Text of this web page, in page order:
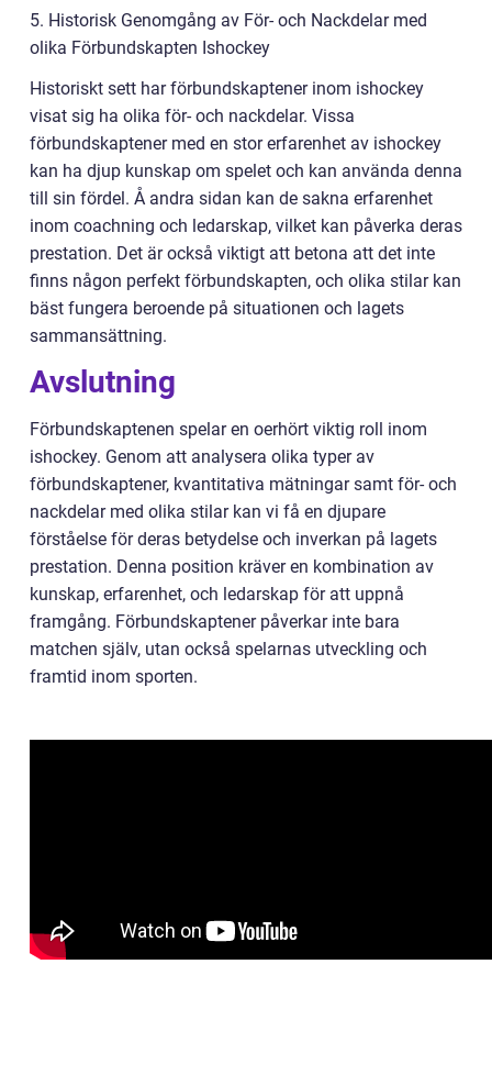
5. Historisk Genomgång av För- och Nackdelar med
olika Förbundskapten Ishockey
Historiskt sett har förbundskaptener inom ishockey
visat sig ha olika för- och nackdelar. Vissa
förbundskaptener med en stor erfarenhet av ishockey
kan ha djup kunskap om spelet och kan använda denna
till sin fördel. Å andra sidan kan de sakna erfarenhet
inom coachning och ledarskap, vilket kan påverka deras
prestation. Det är också viktigt att betona att det inte
finns någon perfekt förbundskapten, och olika stilar kan
bäst fungera beroende på situationen och lagets
sammansättning.
Avslutning
Förbundskaptenen spelar en oerhört viktig roll inom
ishockey. Genom att analysera olika typer av
förbundskaptener, kvantitativa mätningar samt för- och
nackdelar med olika stilar kan vi få en djupare
förståelse för deras betydelse och inverkan på lagets
prestation. Denna position kräver en kombination av
kunskap, erfarenhet, och ledarskap för att uppnå
framgång. Förbundskaptener påverkar inte bara
matchen själv, utan också spelarnas utveckling och
framtid inom sporten.